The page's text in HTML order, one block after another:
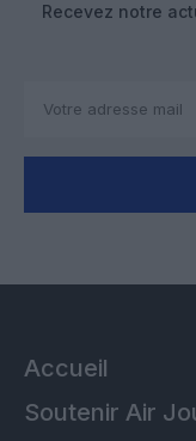
Recevez notre
Accueil
Soutenir Air